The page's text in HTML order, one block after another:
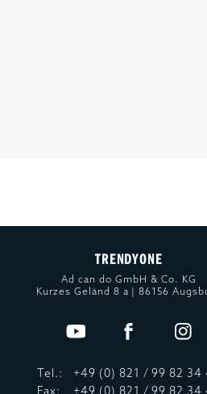
TRENDYONE
Ad can do GmbH & Co. KG
Kurzes Geländ 8 a | 86156
Tel.:
+49 (0) 821 / 99 82 34
Fax:
+49 (0) 821 / 99 82 34